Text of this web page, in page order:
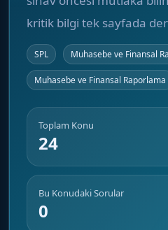
kritik bilgi tek sayfada
SPL Muhasebe ve Finansal
Muhasebe ve Finansal Raporlama
Toplam Konu
24
Bu Konudaki Sorular
0